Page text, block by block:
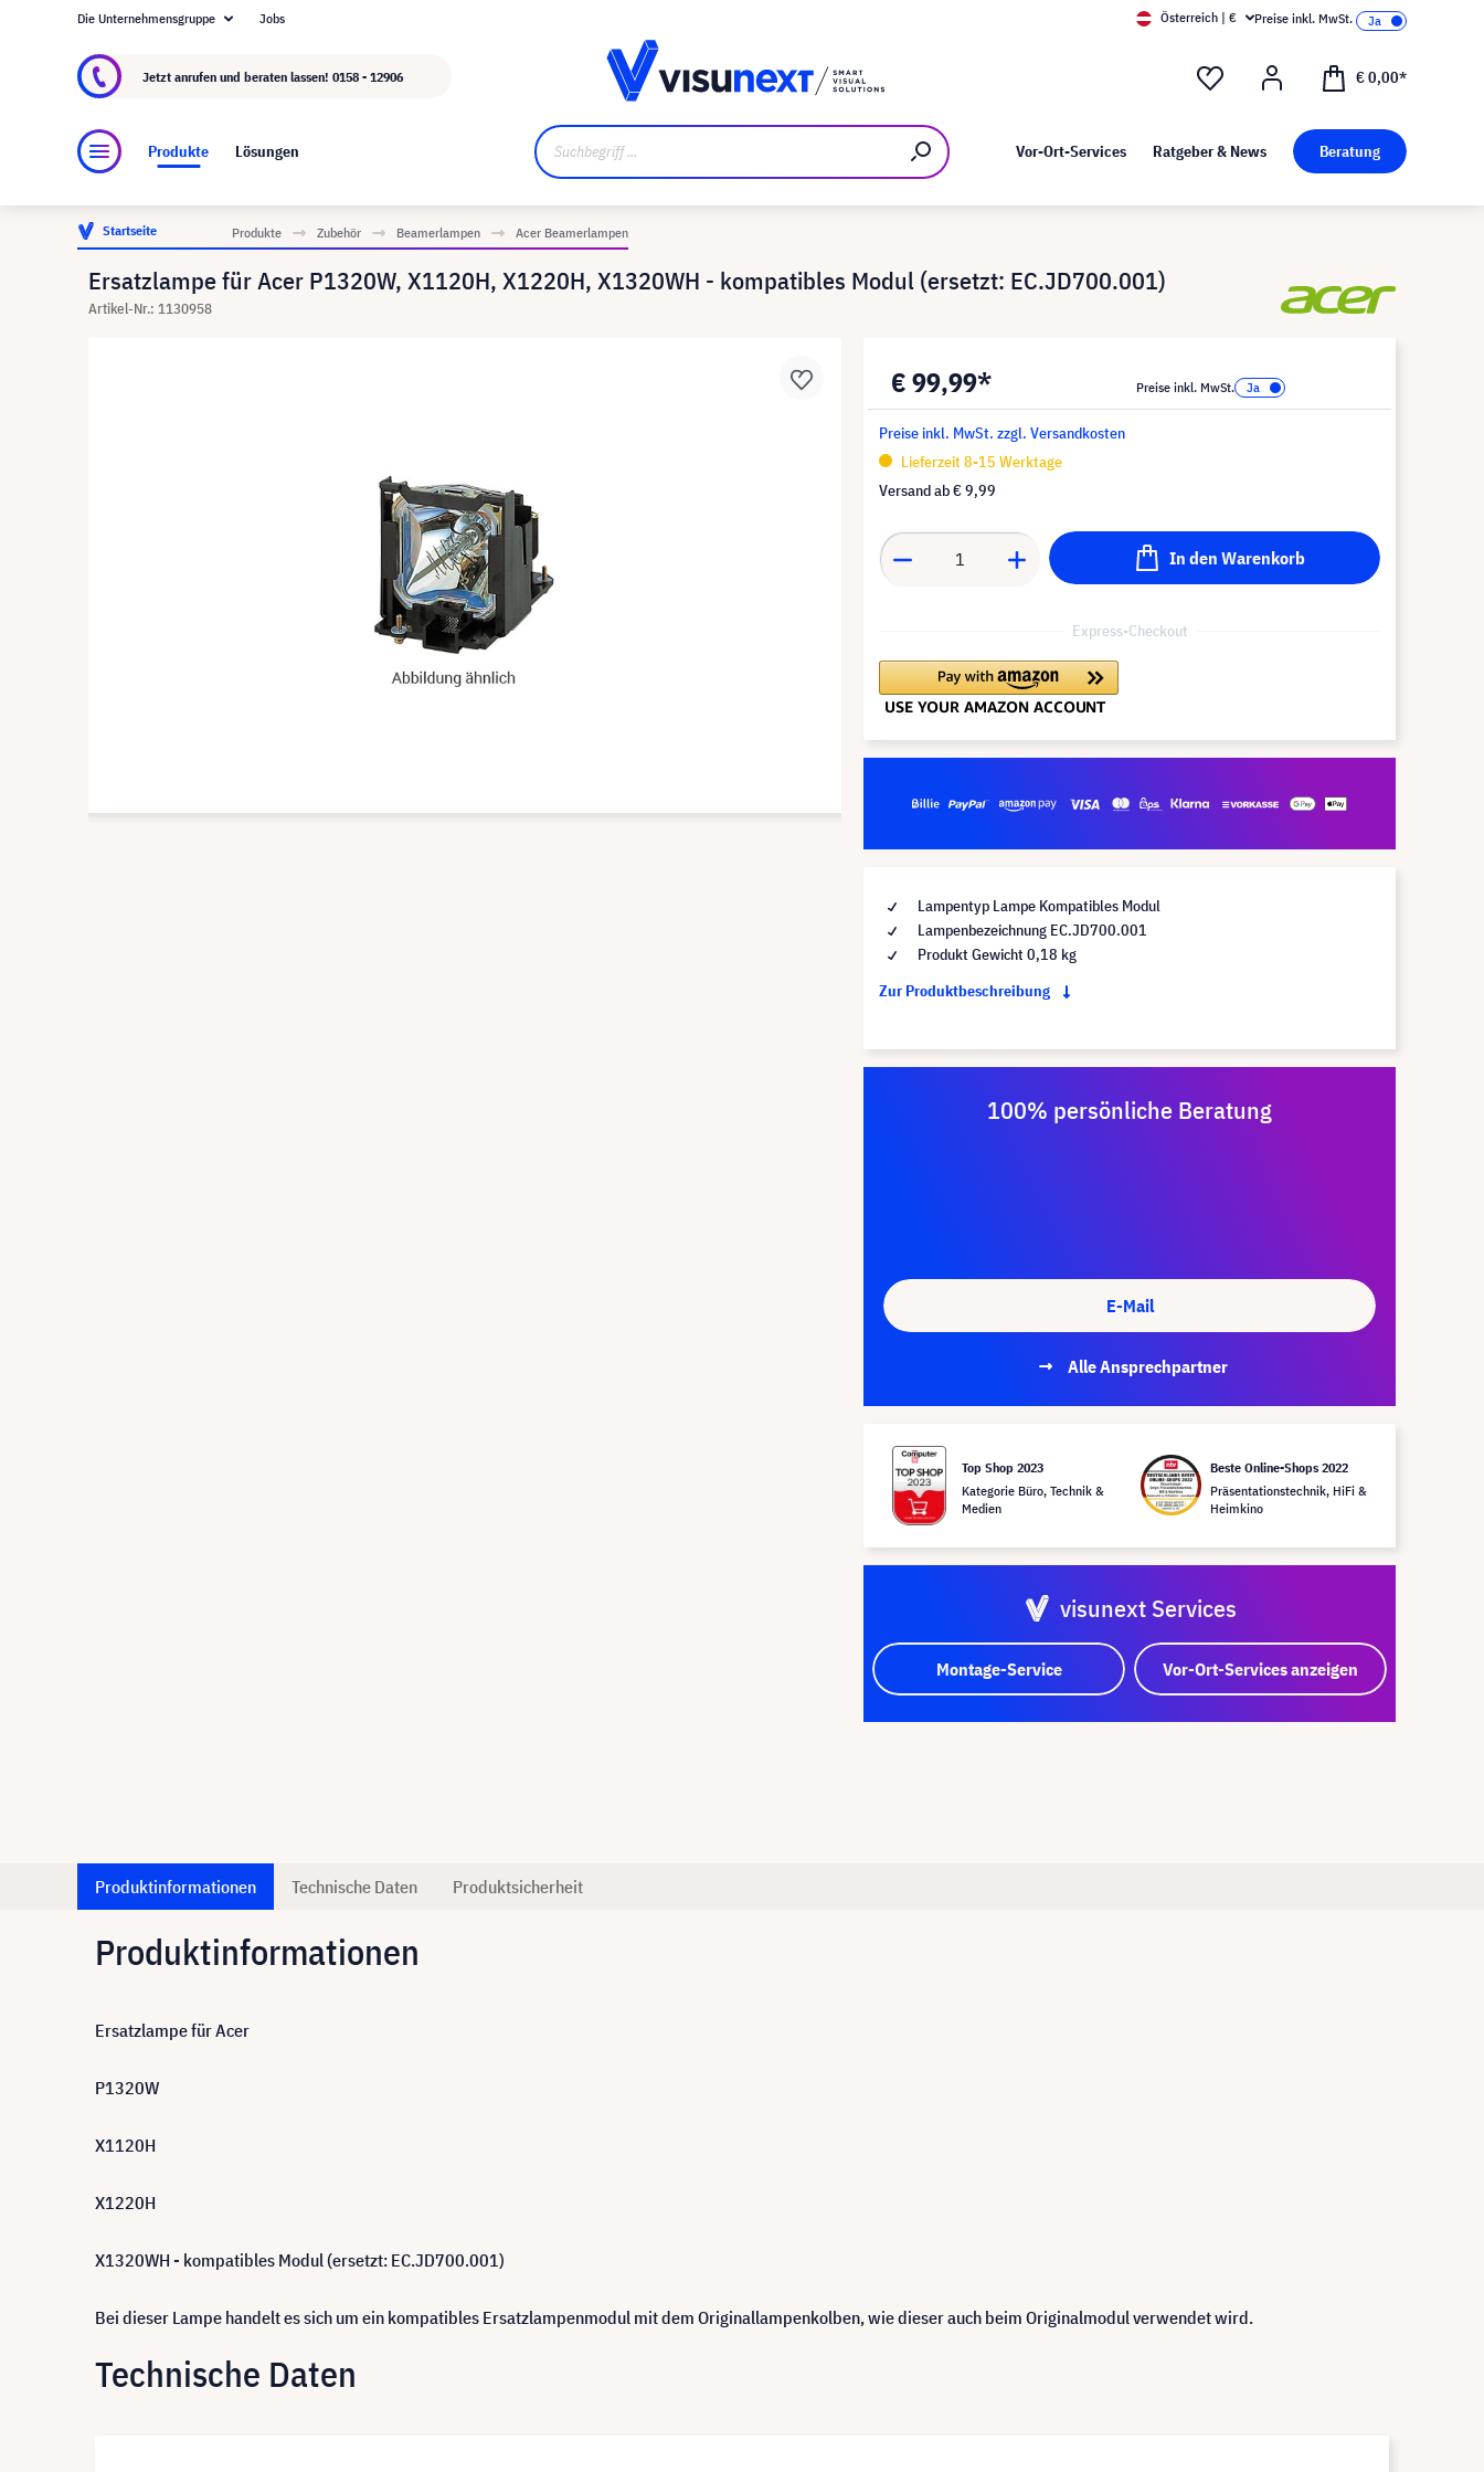
Über visunext.at Kunst bei visunext
Die Unternehmensgruppe Jobs Österreich | € Preise inkl. MwSt.
Jetzt anrufen und beraten lassen! 0158 - 12906 € 0,00*
Produkte Lösungen Vor-Ort-Services Ratgeber & News Beratung
Startseite Produkte Zubehör Beamerlampen Acer Beamerlampen
Ersatzlampe für Acer P1320W, X1120H, X1220H, X1320WH - kompatibles Modul (ersetzt: EC.JD700.001)
Artikel-Nr.: 1130958
€ 99,99* Preise inkl. MwSt.
Preise inkl. MwSt. zzgl. Versandkosten
Lieferzeit 8-15 Werktage
Versand ab€ 9,99
In den Warenkorb
Express-Checkout
Lampentyp Lampe Kompatibles Modul
Lampenbezeichnung EC.JD700.001
Produkt Gewicht 0,18 kg
Zur Produktbeschreibung
100% persönliche Beratung
E-Mail
Alle Ansprechpartner
Top Shop 2023
Kategorie Büro, Technik &
Medien
Beste Online-Shops 2022
Präsentationstechnik, HiFi &
Heimkino
visunext Services
Montage-Service Vor-Ort-Services anzeigen
Produktinformationen Technische Daten Produktsicherheit
Produktinformationen
Ersatzlampe für Acer
P1320W
X1120H
X1220H
X1320WH - kompatibles Modul (ersetzt: EC.JD700.001)
Bei dieser Lampe handelt es sich um ein kompatibles Ersatzlampenmodul mit dem Originallampenkolben, wie dieser auch beim Originalmodul verwendet wird.
Technische Daten